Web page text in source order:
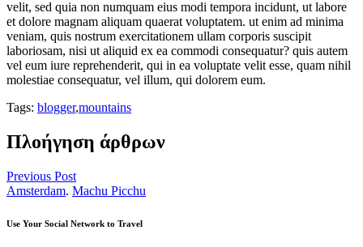
velit, sed quia non numquam eius modi tempora incidunt, ut labore
et dolore magnam aliquam quaerat voluptatem. ut enim ad minima
veniam, quis nostrum exercitationem ullam corporis suscipit
laboriosam, nisi ut aliquid ex ea commodi consequatur? quis autem
vel eum iure reprehenderit, qui in ea voluptate velit esse, quam nihil
molestiae consequatur, vel illum, qui dolorem eum.
Tags: blogger,mountains
Πλοήγηση άρθρων
Previous Post
Amsterdam. Machu Picchu
Use Your Social Network to Travel